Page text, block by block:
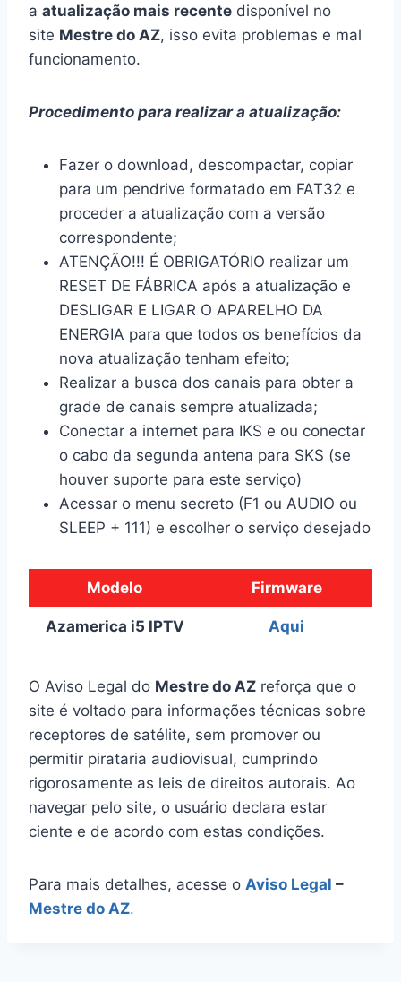
a atualização mais recente disponível no
site Mestre do AZ, isso evita problemas e mal
funcionamento.
Procedimento para realizar a atualização:
Fazer o download, descompactar, copiar
para um pendrive formatado em FAT32 e
proceder a atualização com a versão
correspondente;
ATENÇÃO!!! É OBRIGATÓRIO realizar um
RESET DE FÁBRICA após a atualização e
DESLIGAR E LIGAR O APARELHO DA
ENERGIA para que todos os benefícios da
nova atualização tenham efeito;
Realizar a busca dos canais para obter a
grade de canais sempre atualizada;
Conectar a internet para IKS e ou conectar
o cabo da segunda antena para SKS (se
houver suporte para este serviço)
Acessar o menu secreto (F1 ou AUDIO ou
SLEEP + 111) e escolher o serviço desejado
Modelo Firmware
Azamerica i5 IPTV Aqui
O Aviso Legal do Mestre do AZ reforça que o
site é voltado para informações técnicas sobre
receptores de satélite, sem promover ou
permitir pirataria audiovisual, cumprindo
rigorosamente as leis de direitos autorais. Ao
navegar pelo site, o usuário declara estar
ciente e de acordo com estas condições.
Para mais detalhes, acesse o Aviso Legal –
Mestre do AZ.